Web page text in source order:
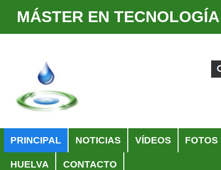
MÁSTER EN
contenido.
Saltar
Búsqueda
Avanzada…
PRINCIPAL NOTICIAS VÍDEOS FOTOS
HUELVA CONTACTO